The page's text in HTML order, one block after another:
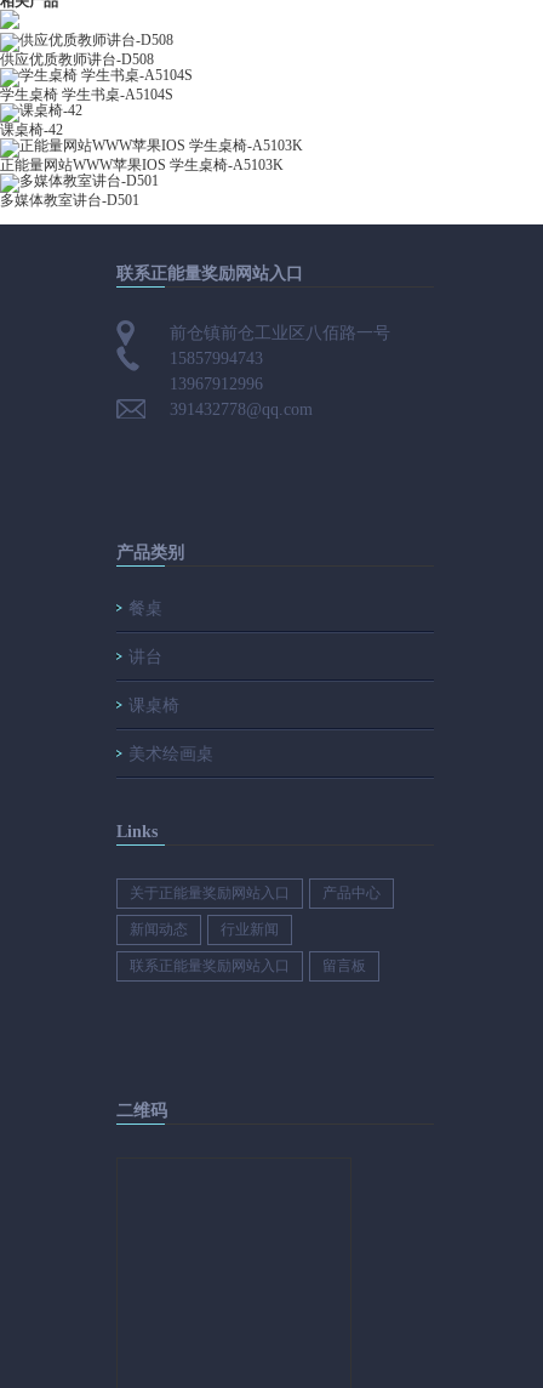
供应优质教师讲台-D508
学生桌椅 学生书桌-A5104S
课桌椅-42
正能量网站WWW苹果IOS 学生桌椅-A5103K
多媒体教室讲台-D501
联系正能量奖励网站入口
前仓镇前仓工业区八佰路一号
15857994743
13967912996
391432778@qq.com
产品类别
餐桌
讲台
课桌椅
美术绘画桌
Links
关于正能量奖励网站入口 产品中心
新闻动态 行业新闻
联系正能量奖励网站入口 留言板
二维码